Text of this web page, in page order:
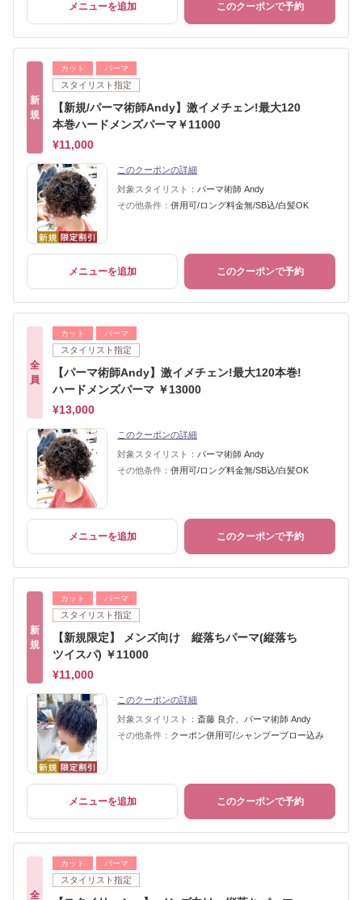
メニューを追加 このクーポンで予約
新
規
カット パーマ
スタイリスト指定
【新規/パーマ術師Andy】激イメチェン!最大120
本巻ハードメンズパーマ￥11000
¥11,000
このクーポンの詳細
対象スタイリスト： パーマ術師 Andy
その他条件： 併用可/ロング料金無/SB込/白髪OK
メニューを追加 このクーポンで予約
全
員
カット パーマ
スタイリスト指定
【パーマ術師Andy】激イメチェン!最大120本巻!
ハードメンズパーマ ￥13000
¥13,000
このクーポンの詳細
対象スタイリスト： パーマ術師 Andy
その他条件： 併用可/ロング料金無/SB込/白髪OK
メニューを追加 このクーポンで予約
新
規
カット パーマ
スタイリスト指定
【新規限定】 メンズ向け 縦落ちパーマ(縦落ち
ツイスパ) ￥11000
¥11,000
このクーポンの詳細
対象スタイリスト： 斎藤 良介、パーマ術師 Andy
その他条件： クーポン併用可/シャンプーブロー込み
メニューを追加 このクーポンで予約
全
カット パーマ
スタイリスト指定